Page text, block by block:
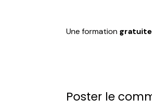
Une formation gratuite
Poster le